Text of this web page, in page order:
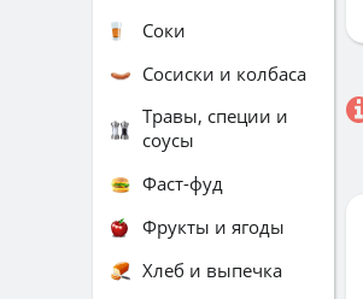
Соки
Сосиски и колбаса
Травы, специи и
соусы
Фаст-фуд
Фрукты и ягоды
Хлеб и выпечка